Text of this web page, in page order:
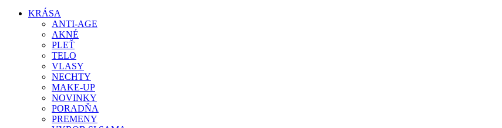
KRÁSA
ANTI-AGE
AKNÉ
PLEŤ
TELO
VLASY
NECHTY
MAKE-UP
NOVINKY
PORADŇA
PREMENY